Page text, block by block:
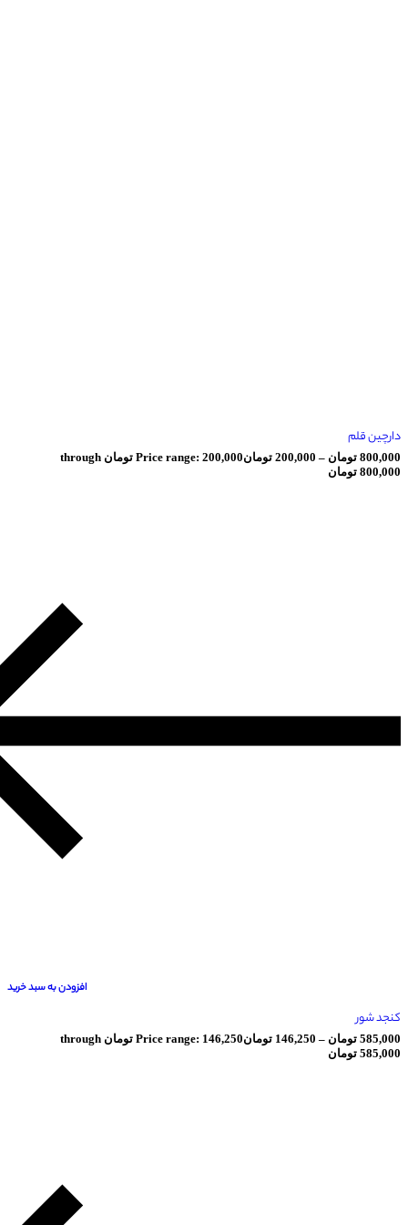
–
200,000 تومان Price range: 200,000 تومان through
افزودن به سبد خرید
–
146,250 تومان Price range: 146,250 تومان through